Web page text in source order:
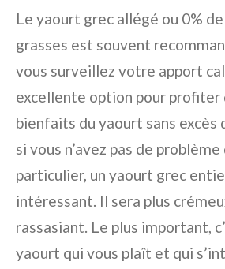
Le yaourt grec allégé ou 0%
grasses est souvent
vous surveillez votre apport
excellente option pour profiter
bienfaits du yaourt sans excès
si vous n’avez pas de
particulier, un yaourt grec
intéressant. Il sera plus
rassasiant. Le plus important,
yaourt qui vous plaît et qui